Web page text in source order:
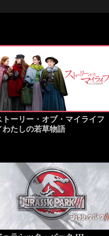
トーリー・オブ・マイライフ
わたしの若草物語